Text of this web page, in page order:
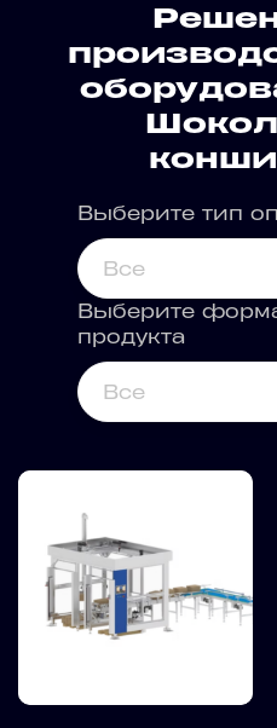
Выберите тип
Все
Выберите
продукта
Все